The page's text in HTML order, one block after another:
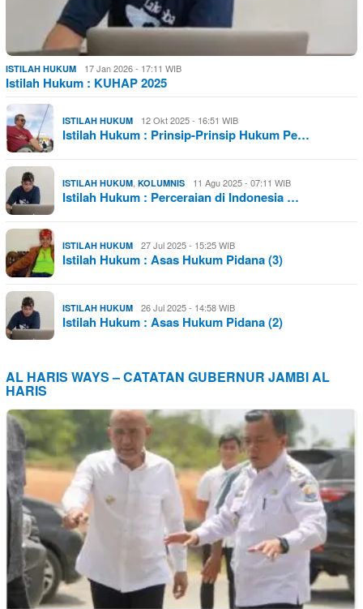
ISTILAH HUKUM 17 Jan 2026 - 17:11 WIB
Istilah Hukum : KUHAP 2025
ISTILAH HUKUM 12 Okt 2025 - 16:51 WIB
Istilah Hukum : Prinsip-Prinsip Hukum Pe…
ISTILAH HUKUM, KOLUMNIS 11 Agu 2025 - 07:11 WIB
Istilah Hukum : Perceraian di Indonesia …
ISTILAH HUKUM 27 Jul 2025 - 15:25 WIB
Istilah Hukum : Asas Hukum Pidana (3)
ISTILAH HUKUM 26 Jul 2025 - 14:58 WIB
Istilah Hukum : Asas Hukum Pidana (2)
AL HARIS WAYS – CATATAN GUBERNUR JAMBI AL
HARIS